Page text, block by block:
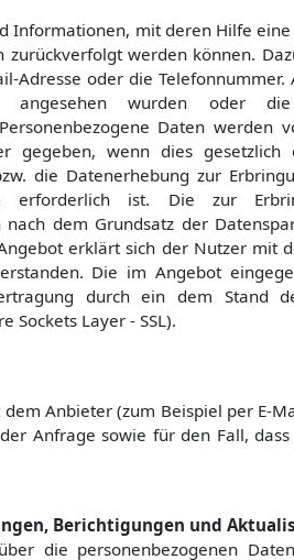
Informationen, mit deren Hilfe
zurückverfolgt werden können.
Adresse oder die
angesehen wurden oder
Daten werden
gegeben, wenn dies
die Datenerhebung zur
erforderlich ist. Die zur
dem Grundsatz der
erklärt sich der Nutzer mit
Die im Angebot
durch ein dem Stand
Sockets Layer - SSL).
Anbieter (zum Beispiel per E-
Anfrage sowie für den Fall,
Berichtigungen und
die personenbezogenen